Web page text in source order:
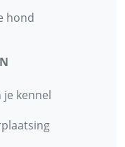
hond
kennel